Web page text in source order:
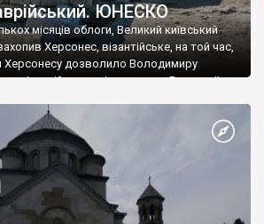
ЮНЕСКО
місяців облоги, Великий київський
Херсонес, візантійське, на той час,
Херсонесу дозволило Володимиру
візантійському імператору Василю ІІ, та
язичник, став Василем-християнином.
Русі. На честь Херсонесу Таврійського